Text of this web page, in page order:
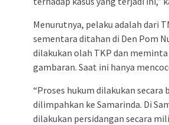
Menurutnya, pelaku adalah dari
sementara ditahan di Den Pom
dilakukan olah TKP dan
gambaran. Saat ini hanya
“Proses hukum dilakukan
dilimpahkan ke Samarinda. Di
dilakukan persidangan secara